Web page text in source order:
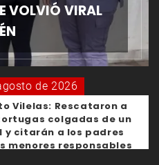
VOLVIÓ VIRAL
de 2026
Vilelas: Rescataron a
colgadas de un
y citarán a los padres
menores responsables